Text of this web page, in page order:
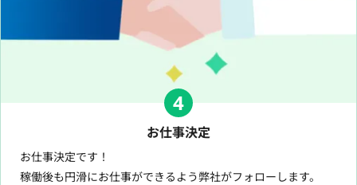
4
お仕事決定
お仕事決定です！
稼働後も円滑にお仕事ができるよう弊社がフォローします。